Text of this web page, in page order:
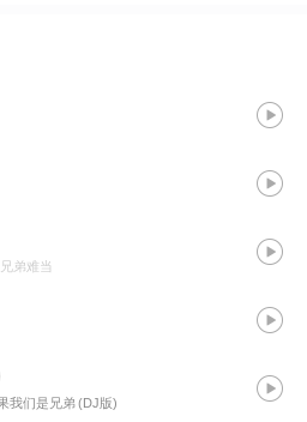
和自己独特的嗓音，让人过耳不
弟难当
我们是兄弟 (DJ版)